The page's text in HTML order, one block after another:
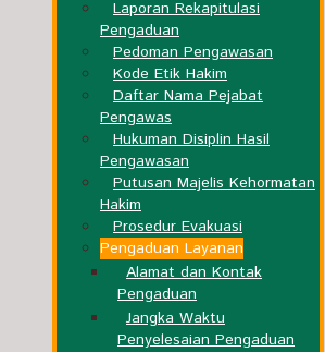
Laporan Rekapitulasi
Pengaduan
Pedoman Pengawasan
Kode Etik Hakim
Daftar Nama Pejabat
Pengawas
Hukuman Disiplin Hasil
Pengawasan
Putusan Majelis Kehormatan
Hakim
Prosedur Evakuasi
Pengaduan Layanan
Alamat dan Kontak
Pengaduan
Jangka Waktu
Penyelesaian Pengaduan